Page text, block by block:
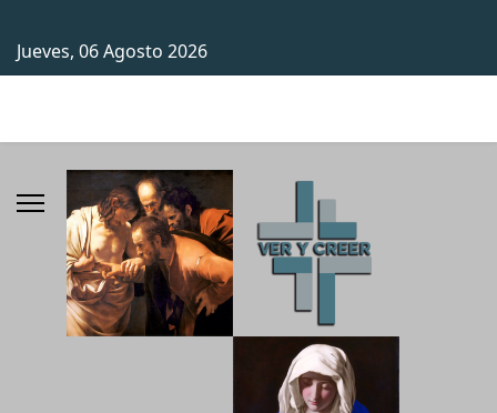
Jueves, 06 Agosto 2026